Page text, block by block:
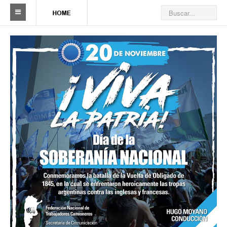
Sindicato
Reseña histórica
Autoridades
Delegaciones
Seccionales
Ramas por actividad
Camioneros solidarios
Galería de Delegaciones y Seccionales
Galería de videos
Videos de prevención